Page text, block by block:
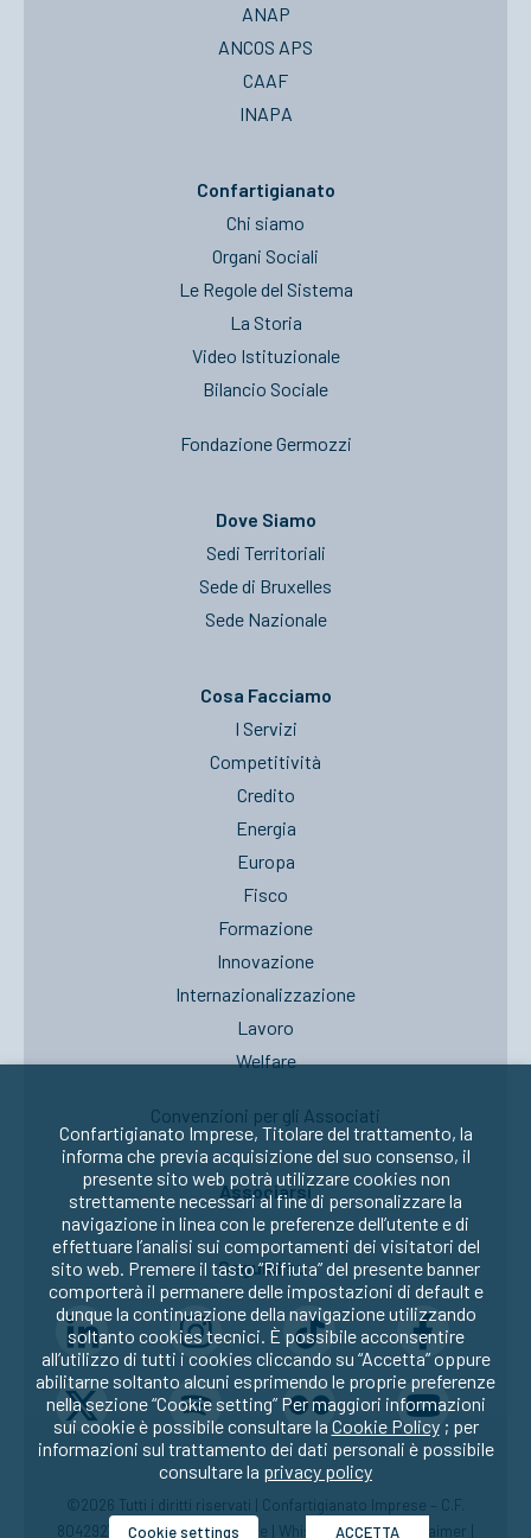
ANAP
ANCOS APS
CAAF
INAPA
Confartigianato
Chi siamo
Organi Sociali
Le Regole del Sistema
La Storia
Video Istituzionale
Bilancio Sociale
Fondazione Germozzi
Dove Siamo
Sedi Territoriali
Sede di Bruxelles
Sede Nazionale
Cosa Facciamo
I Servizi
Competitività
Credito
Energia
Europa
Fisco
Formazione
Innovazione
Internazionalizzazione
Lavoro
Welfare
Convenzioni per gli Associati
Associarsi
Seguici su:
©2026 Tutti i diritti riservati | Confartigianato Imprese – C.F.
80429270582 |Privacy|Cookie Whistleblowing|Disclaimer
Confartigianato Imprese, Titolare del trattamento, la
informa che previa acquisizione del suo consenso, il
presente sito web potrà utilizzare cookies non
strettamente necessari al fine di personalizzare la
navigazione in linea con le preferenze dell’utente e di
effettuare l’analisi sui comportamenti dei visitatori del
sito web. Premere il tasto “Rifiuta” del presente banner
comporterà il permanere delle impostazioni di default e
dunque la continuazione della navigazione utilizzando
soltanto cookies tecnici. È possibile acconsentire
all’utilizzo di tutti i cookies cliccando su “Accetta” oppure
abilitarne soltanto alcuni esprimendo le proprie preferenze
nella sezione “Cookie setting” Per maggiori informazioni
sui cookie è possibile consultare la Cookie Policy; per
informazioni sul trattamento dei dati personali è possibile
consultare la privacy policy
Cookie settings ACCETTA